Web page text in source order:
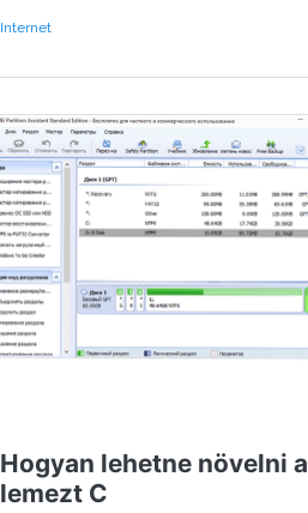
Internet
Hogyan lehetne növelni a
lemezt C